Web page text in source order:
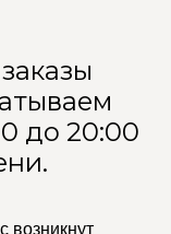
до 20:00
возникнут